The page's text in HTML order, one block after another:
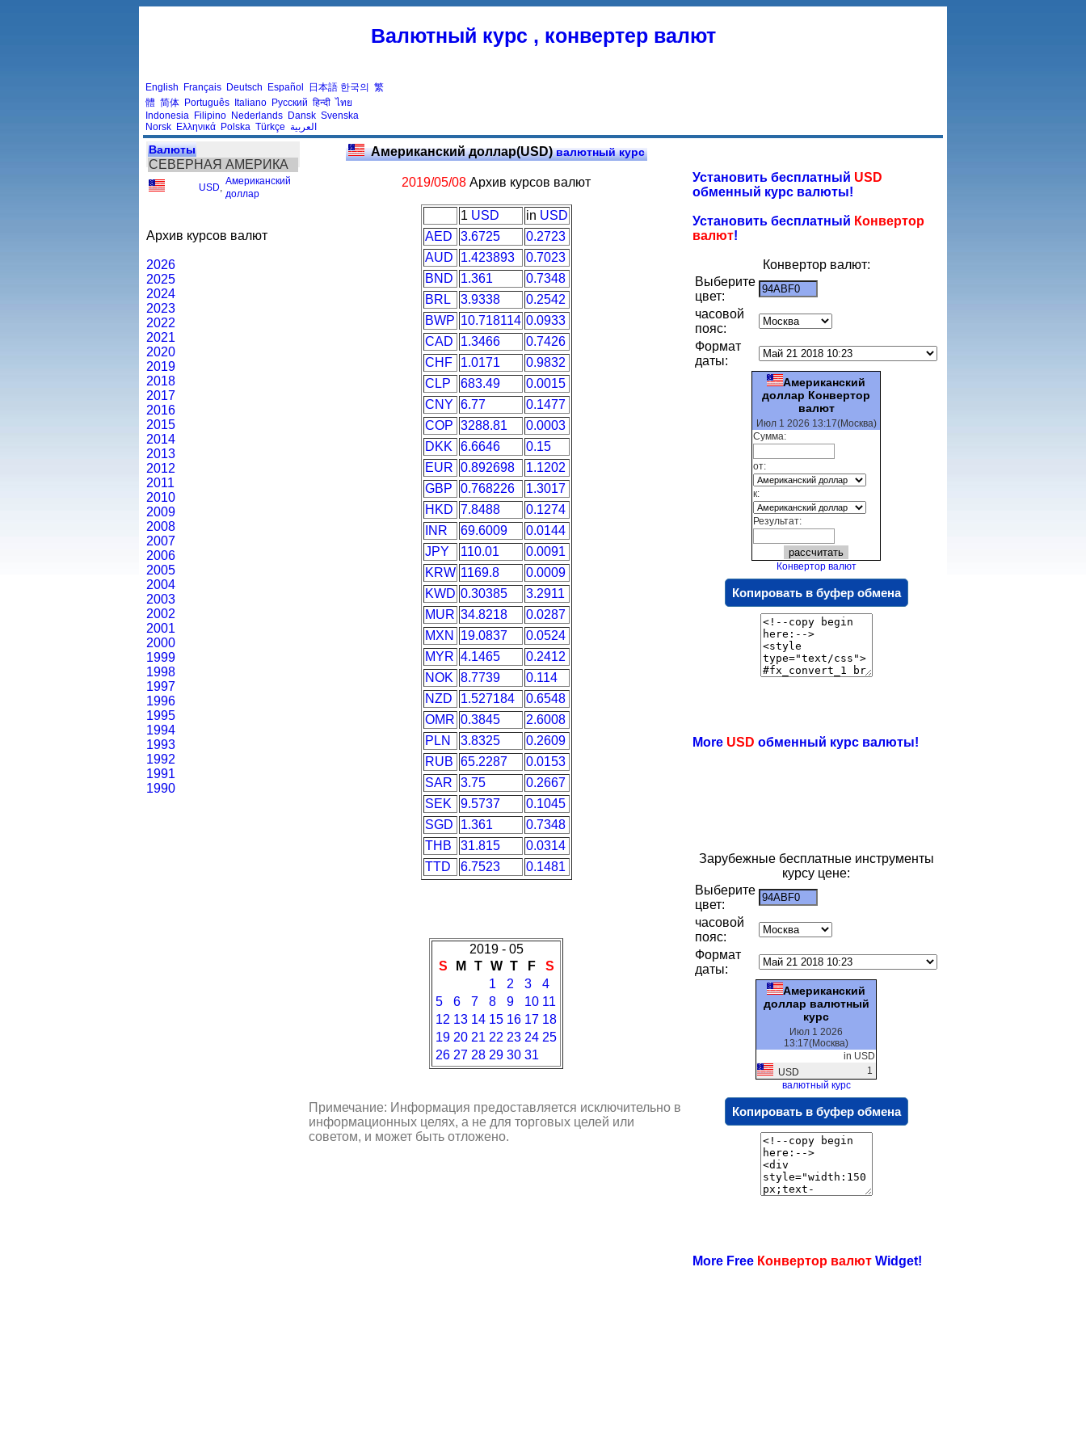
Валютный курс , конвертер валют
English Français Deutsch Español 日本語 한국의 繁
體 简体 Português Italiano Русский हिन्दी ไทย
Indonesia Filipino Nederlands Dansk Svenska
Norsk Ελληνικά Polska Türkçe العربية
Валюты
СЕВЕРНАЯ АМЕРИКА
USD
Американский
доллар
Архив курсов валют
2026
2025
2024
2023
2022
2021
2020
2019
2018
2017
2016
2015
2014
2013
2012
2011
2010
2009
2008
2007
2006
2005
2004
2003
2002
2001
2000
1999
1998
1997
1996
1995
1994
1993
1992
1991
1990
Американский доллар(USD)валютный курс
2019/05/08 Архив курсов валют
1 USD in USD
AED
3.6725
0.2723
AUD
1.423893
0.7023
BND
1.361
0.7348
BRL
3.9338
0.2542
BWP 10.718114 0.0933
CAD
1.3466
0.7426
CHF
1.0171
0.9832
CLP
683.49
0.0015
CNY 6.77
0.1477
COP 3288.81
0.0003
DKK
6.6646
0.15
EUR 0.892698
1.1202
GBP
0.768226
1.3017
HKD 7.8488
0.1274
INR
69.6009
0.0144
JPY
110.01
0.0091
KRW 1169.8
0.0009
KWD 0.30385
3.2911
MUR 34.8218
0.0287
MXN
19.0837
0.0524
MYR 4.1465
0.2412
NOK 8.7739
0.114
NZD
1.527184
0.6548
OMR 0.3845
2.6008
PLN
3.8325
0.2609
RUB 65.2287
0.0153
SAR
3.75
0.2667
SEK
9.5737
0.1045
SGD
1.361
0.7348
THB
31.815
0.0314
TTD
6.7523 0.1481
2019 - 05
S
M T W T F
S
1
2 3
4
5
6 7 8 9 10 11
12 13 14 15 16 17 18
19 20 21 22 23 24 25
26 27 28 29 30 31
Примечание: Информация предоставляется исключительно в
информационных целях, а не для торговых целей или
советом, и может быть отложено.
Установить бесплатный USD
обменный курс валюты!
Установить бесплатный Конвертор
валют!
Конвертор валют:
Выберите
цвет:
часовой
пояс:
Формат
даты:
Американский
доллар Конвертор
валют
Июл 1 2026 13:17(Москва)
Сумма:
от:
к:
Результат:
Конвертор валют
Копировать в буфер обмена
More USD обменный курс валюты!
Зарубежные бесплатные инструменты
курсу цене:
Выберите
цвет:
часовой
пояс:
Формат
даты:
Американский
доллар валютный
курс
Июл 1 2026
13:17(Москва)
in USD
USD
1
валютный курс
Копировать в буфер обмена
More Free Конвертор валют Widget!